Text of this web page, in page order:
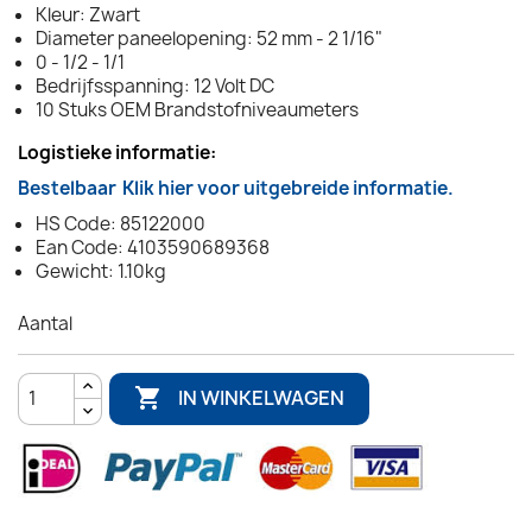
Kleur: Zwart
Diameter paneelopening: 52 mm - 2 1/16"
0 - 1/2 - 1/1
Bedrijfsspanning: 12 Volt DC
10 Stuks OEM Brandstofniveaumeters
Logistieke informatie:
Bestelbaar Klik hier voor uitgebreide informatie.
HS Code: 85122000
Ean Code: 4103590689368
Gewicht: 1.10kg
Aantal
 IN WINKELWAGEN